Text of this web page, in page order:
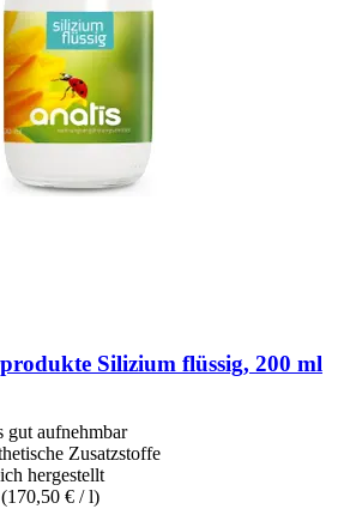
Silizium flüssig, 200 ml
gut aufnehmbar
Zusatzstoffe
hergestellt
(170,50 € / l)